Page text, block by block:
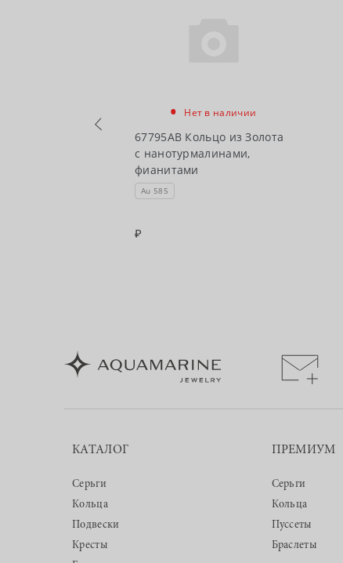
• Нет в наличии
67795АВ Кольцо из Золота
с нанотурмалинами,
фианитами
Au 585
КАТАЛОГ
Серьги
Кольца
Подвески
Кресты
ПРЕМИУМ
Серьги
Кольца
Пуссеты
Браслеты